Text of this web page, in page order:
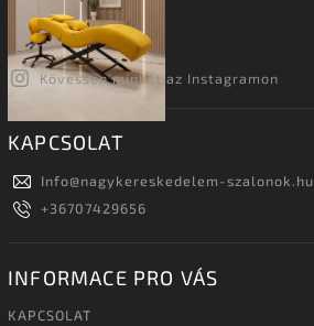
Kövessen minket az Instagramon
KAPCSOLAT
Info@nagykereskedelem-szalonok.hu
+36707429656
INFORMACE PRO VÁS
KAPCSOLAT